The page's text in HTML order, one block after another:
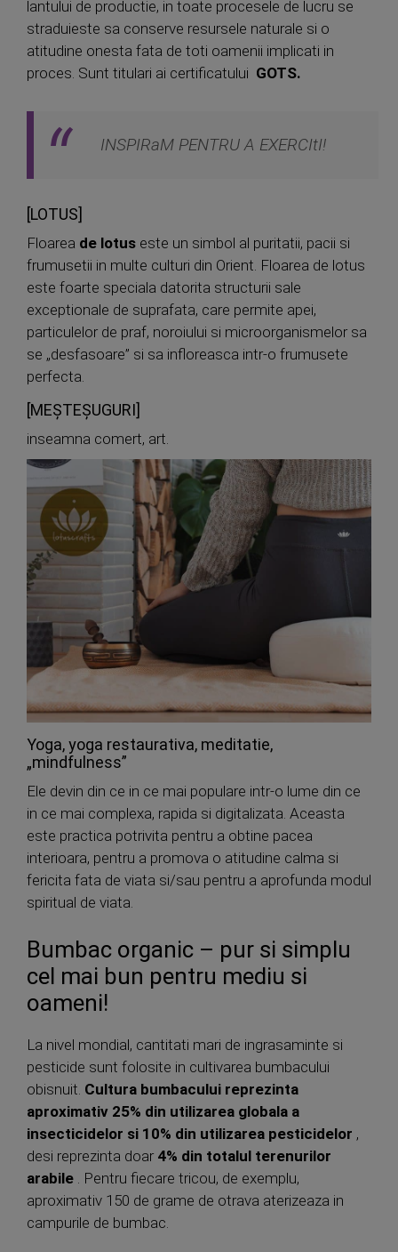
lantului de productie, in toate procesele de lucru se
straduieste sa conserve resursele naturale si o
atitudine onesta fata de toti oamenii implicati in
proces. Sunt titulari ai certificatului GOTS.
INSPIRaM PENTRU A EXERCItI!
[LOTUS]
Floarea de lotus este un simbol al puritatii, pacii si
frumusetii in multe culturi din Orient. Floarea de lotus
este foarte speciala datorita structurii sale
exceptionale de suprafata, care permite apei,
particulelor de praf, noroiului si microorganismelor sa
se „desfasoare” si sa infloreasca intr-o frumusete
perfecta.
[MEŞTEŞUGURI]
inseamna comert, art.
Yoga, yoga restaurativa, meditatie,
„mindfulness”
Ele devin din ce in ce mai populare intr-o lume din ce
in ce mai complexa, rapida si digitalizata. Aceasta
este practica potrivita pentru a obtine pacea
interioara, pentru a promova o atitudine calma si
fericita fata de viata si/sau pentru a aprofunda modul
spiritual de viata.
Bumbac organic – pur si simplu
cel mai bun pentru mediu si
oameni!
La nivel mondial, cantitati mari de ingrasaminte si
pesticide sunt folosite in cultivarea bumbacului
obisnuit. Cultura bumbacului reprezinta
aproximativ 25% din utilizarea globala a
insecticidelor si 10% din utilizarea pesticidelor ,
desi reprezinta doar 4% din totalul terenurilor
arabile . Pentru fiecare tricou, de exemplu,
aproximativ 150 de grame de otrava aterizeaza in
campurile de bumbac.